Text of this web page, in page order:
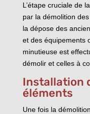
L’étape cruciale de
par la démolition
la dépose des
et des équipements
minutieuse est
démolir et celles à
Installation
éléments
Une fois la